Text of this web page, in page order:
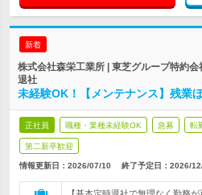
新着
株式会社森栄工業所 | 東芝グループ特約
退社
未経験OK！【メンテナンス】残業
正社員 職種・業種未経験OK 急募 転
第二新卒歓迎
情報更新日：2026/07/10 終了予定日： 2026/